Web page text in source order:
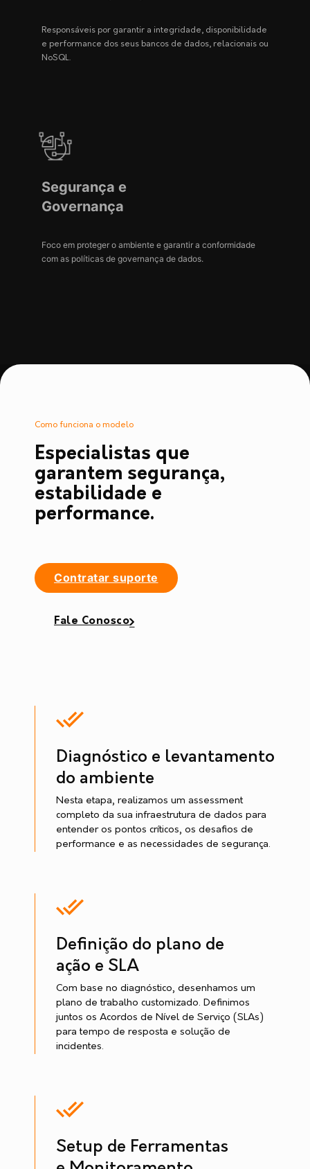
Responsáveis por garantir a integridade, disponibilidade
e performance dos seus bancos de dados, relacionais ou
NoSQL.
Segurança e
Governança
Foco em proteger o ambiente e garantir a conformidade
com as políticas de governança de dados.
Como funciona o modelo
Especialistas que
garantem segurança,
estabilidade e
performance.
Contratar suporte
Fale Conosco
Diagnóstico e levantamento
do ambiente
Nesta etapa, realizamos um assessment
completo da sua infraestrutura de dados para
entender os pontos críticos, os desafios de
performance e as necessidades de segurança.
Definição do plano de
ação e SLA
Com base no diagnóstico, desenhamos um
plano de trabalho customizado. Definimos
juntos os Acordos de Nível de Serviço (SLAs)
para tempo de resposta e solução de
incidentes.
Setup de Ferramentas